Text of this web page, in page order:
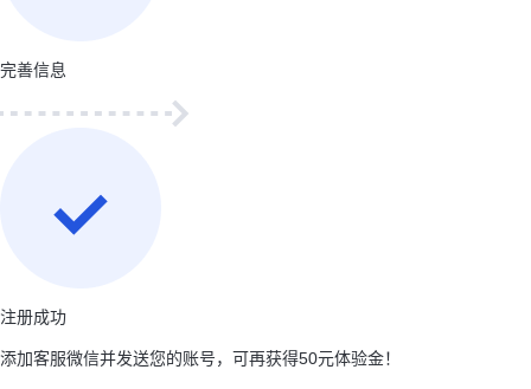
完善信息
注册成功
添加客服微信并发送您的账号，可再获得50元体验金！